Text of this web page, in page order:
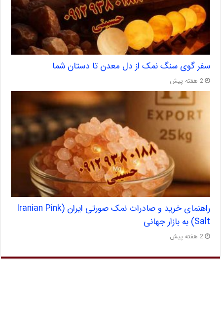
سفر گوی سنگ نمک از دل معدن تا دستان شما
2 هفته پیش
راهنمای خرید و صادرات نمک صورتی ایران (Iranian Pink
Salt) به بازار جهانی
2 هفته پیش